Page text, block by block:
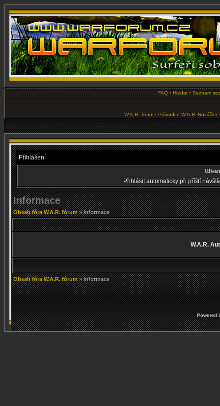
FAQ • Hledat • Seznam
W.A.R. Team• Průvodce W.A.R. Nováčka
Přihlášení
Přihlásit automaticky při příští
Informace
Obsah fóra W.A.R. fórum» Informace
W.A.R.
Obsah fóra W.A.R. fórum» Informace
Powered